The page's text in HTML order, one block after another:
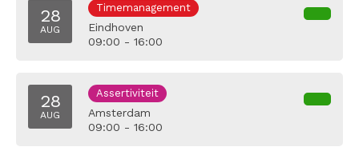
28
AUG
Timemanagement
Eindhoven
09:00 - 16:00
28
AUG
Assertiviteit
Amsterdam
09:00 - 16:00